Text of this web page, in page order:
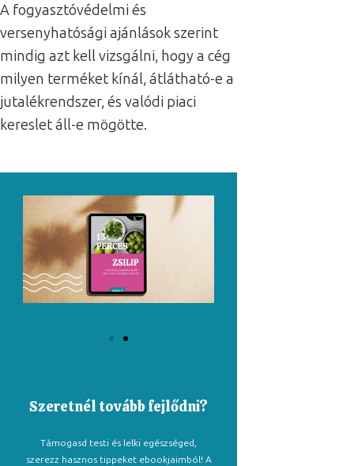
A fogyasztóvédelmi és
versenyhatósági ajánlások szerint
mindig azt kell vizsgálni, hogy a cég
milyen terméket kínál, átlátható-e a
jutalékrendszer, és valódi piaci
kereslet áll-e mögötte.
Szeretnél tovább fejlődni?
Támogasd testi és lelki egészséged,
szerezz hasznos tippeket ebookjaimból! A